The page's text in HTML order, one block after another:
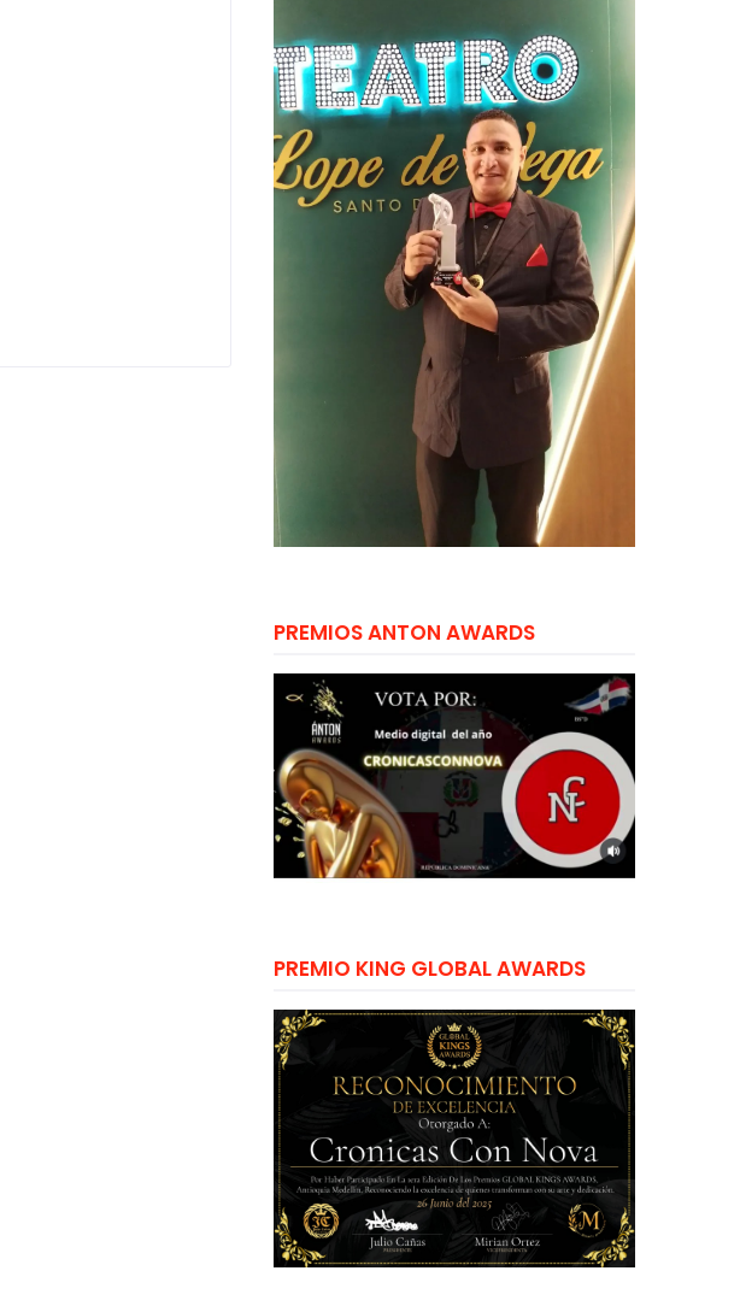
PREMIOS ANTON AWARDS
PREMIO KING GLOBAL AWARDS